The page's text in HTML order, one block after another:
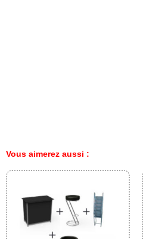
Vous aimerez aussi :